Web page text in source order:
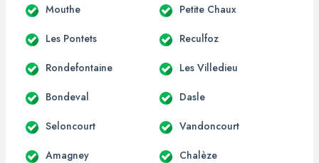
Mouthe Petite Chaux
Les Pontets Reculfoz
Rondefontaine Les Villedieu
Bondeval Dasle
Seloncourt Vandoncourt
Amagney Chalèze